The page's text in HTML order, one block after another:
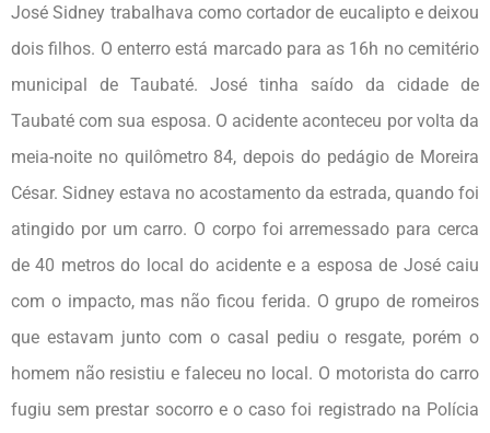
José Sidney trabalhava como cortador de eucalipto e deixou
dois filhos. O enterro está marcado para as 16h no cemitério
municipal de Taubaté. José tinha saído da cidade de
Taubaté com sua esposa. O acidente aconteceu por volta da
meia-noite no quilômetro 84, depois do pedágio de Moreira
César. Sidney estava no acostamento da estrada, quando foi
atingido por um carro. O corpo foi arremessado para cerca
de 40 metros do local do acidente e a esposa de José caiu
com o impacto, mas não ficou ferida. O grupo de romeiros
que estavam junto com o casal pediu o resgate, porém o
homem não resistiu e faleceu no local. O motorista do carro
fugiu sem prestar socorro e o caso foi registrado na Polícia